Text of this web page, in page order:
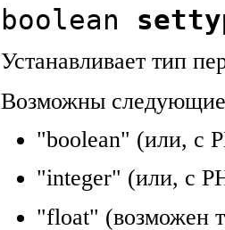
boolean
Устанавливает тип
Возможны
"boolean" (или, с
"integer" (или, с
"float" (возможен